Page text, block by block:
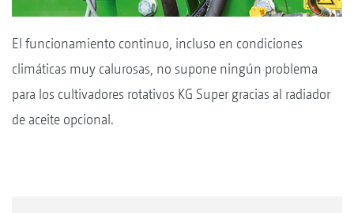
El funcionamiento continuo, incluso en condiciones
climáticas muy calurosas, no supone ningún problema
para los cultivadores rotativos KG Super gracias al radiador
de aceite opcional.